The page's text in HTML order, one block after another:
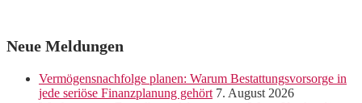
Neue Meldungen
Vermögensnachfolge planen: Warum Bestattungsvorsorge in
jede seriöse Finanzplanung gehört 7. August 2026